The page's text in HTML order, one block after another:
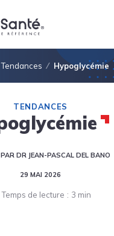
Tendances Hypoglycémie
TENDANCES
PAR DR JEAN-PASCAL DEL BANO
29 MAI 2026
Temps de lecture 3 min